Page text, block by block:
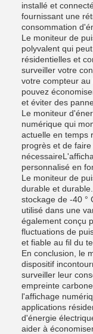
installé et
fournissant une
consommation
Le moniteur de
polyvalent qui
résidentielles et
surveiller votre
votre compteur
pouvez
et éviter des
Le moniteur
numérique qui
actuelle en temps
progrès et de
personnalisé en
Le moniteur de
durable et
stockage de -40 °
utilisé dans une
également conçu
fluctuations de
et fiable au fil du
En conclusion, le
dispositif
surveiller leur
empreinte
l'affichage
applications
d'énergie
aider à